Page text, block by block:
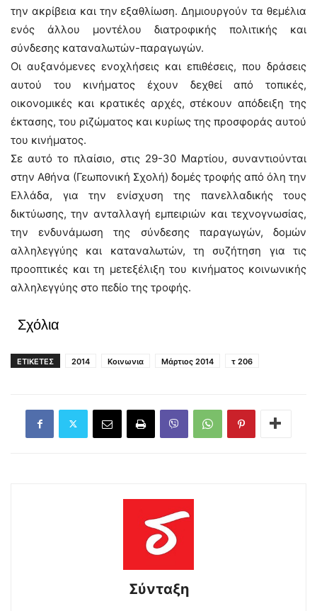
την ακρίβεια και την εξαθλίωση. Δημιουργούν τα θεμέλια
ενός άλλου μοντέλου διατροφικής πολιτικής και
σύνδεσης καταναλωτών-παραγωγών.
Οι αυξανόμενες ενοχλήσεις και επιθέσεις, που δράσεις
αυτού του κινήματος έχουν δεχθεί από τοπικές,
οικονομικές και κρατικές αρχές, στέκουν απόδειξη της
έκτασης, του ριζώματος και κυρίως της προσφοράς αυτού
του κινήματος.
Σε αυτό το πλαίσιο, στις 29-30 Μαρτίου, συναντιούνται
στην Αθήνα (Γεωπονική Σχολή) δομές τροφής από όλη την
Ελλάδα, για την ενίσχυση της πανελλαδικής τους
δικτύωσης, την ανταλλαγή εμπειριών και τεχνογνωσίας,
την ενδυνάμωση της σύνδεσης παραγωγών, δομών
αλληλεγγύης και καταναλωτών, τη συζήτηση για τις
προοπτικές και τη μετεξέλιξη του κινήματος κοινωνικής
αλληλεγγύης στο πεδίο της τροφής.
Σχόλια
ΕΤΙΚΕΤΕΣ 2014 Κοινωνια Μάρτιος 2014 τ 206
Σύνταξη